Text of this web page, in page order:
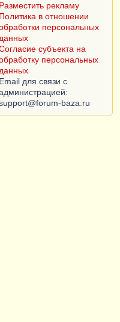
Разместить рекламу
Политика в отношении
персональных
данных
субъекта на
персональных
данных
Email для связи с